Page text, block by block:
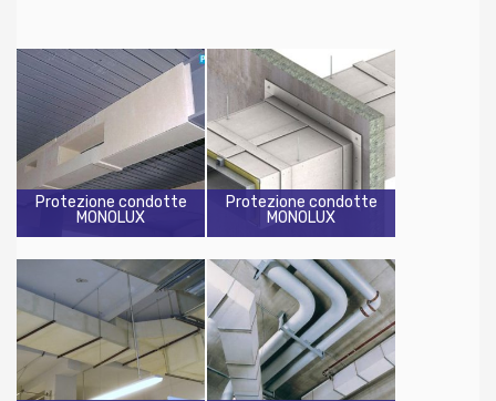
Protezione condotte
MONOLUX
Protezione condotte
MONOLUX